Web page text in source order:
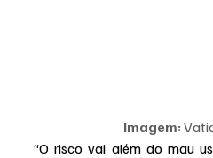
Imagem:
“O risco vai além do mau